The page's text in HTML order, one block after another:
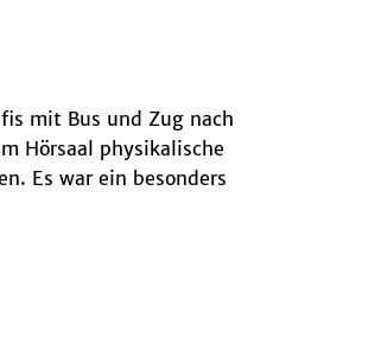
mit Bus und Zug nach
Hörsaal physikalische
Es war ein besonders